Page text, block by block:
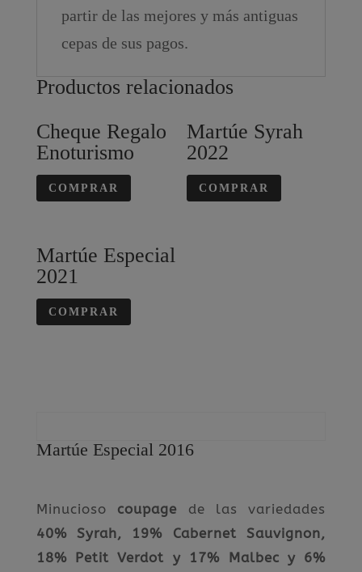
partir de las mejores y más antiguas
cepas de sus pagos.
Productos relacionados
Cheque Regalo
Enoturismo
COMPRAR
Martúe Syrah
2022
COMPRAR
Martúe Especial
2021
COMPRAR
Martúe Especial 2016
Minucioso coupage de las variedades
40% Syrah, 19% Cabernet Sauvignon,
18% Petit Verdot y 17% Malbec y 6%